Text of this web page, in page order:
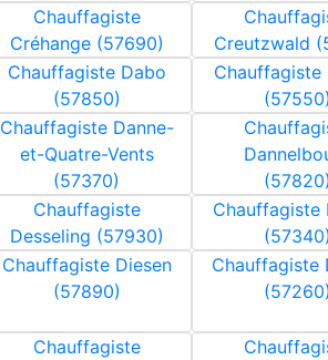
Chauffagiste
Créhange (57690)
Creutzwald
Chauffagiste Dabo
(57850)
Chauffagiste
(57550)
Chauffagiste Danne-
et-Quatre-Vents
(57370)
(57820)
Chauffagiste
Desseling (57930)
Chauffagiste
(57340)
Chauffagiste Diesen
(57890)
Chauffagiste
(57260)
Chauffagiste